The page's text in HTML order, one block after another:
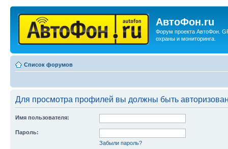
АвтоФон.ru
Форум проекта АвтоФон.
охраны и мониторинга.
Список форумов
Для просмотра профилей вы должны быть
Имя пользователя:
Пароль:
Забыли пароль?